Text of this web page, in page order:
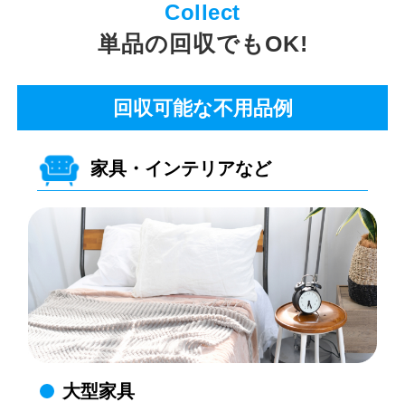
単品の回収でもOK!
回収可能な不用品例
家具・インテリアなど
大型家具